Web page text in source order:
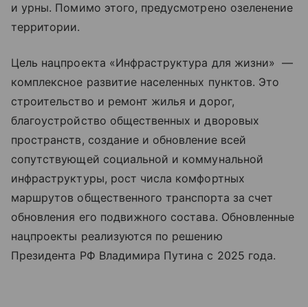
и урны. Помимо этого, предусмотрено озеленение
территории.
Цель нацпроекта «Инфраструктура для жизни» —
комплексное развитие населенных пунктов. Это
строительство и ремонт жилья и дорог,
благоустройство общественных и дворовых
пространств, создание и обновление всей
сопутствующей социальной и коммунальной
инфраструктуры, рост числа комфортных
маршрутов общественного транспорта за счет
обновления его подвижного состава. Обновленные
нацпроекты реализуются по решению
Президента РФ Владимира Путина с 2025 года.